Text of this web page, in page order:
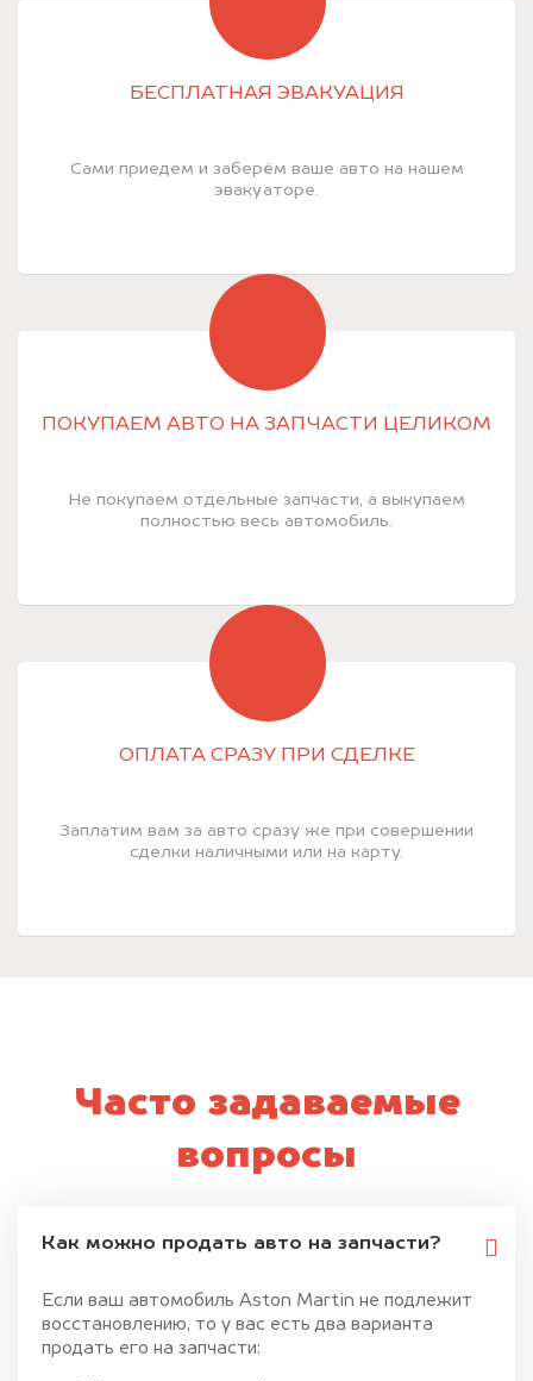
БЕСПЛАТНАЯ ЭВАКУАЦИЯ
Сами приедем и заберём ваше авто на нашем
эвакуаторе.
ПОКУПАЕМ АВТО НА ЗАПЧАСТИ ЦЕЛИКОМ
Не покупаем отдельные запчасти, а выкупаем
полностью весь автомобиль.
ОПЛАТА СРАЗУ ПРИ СДЕЛКЕ
Заплатим вам за авто сразу же при совершении
сделки наличными или на карту.
Часто задаваемые
вопросы
Как можно продать авто на запчасти?
Если ваш автомобиль Aston Martin не подлежит
восстановлению, то у вас есть два варианта
продать его на запчасти: